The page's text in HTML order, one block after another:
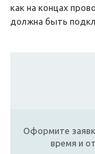
как на концах
должна быть
Оформите
время и